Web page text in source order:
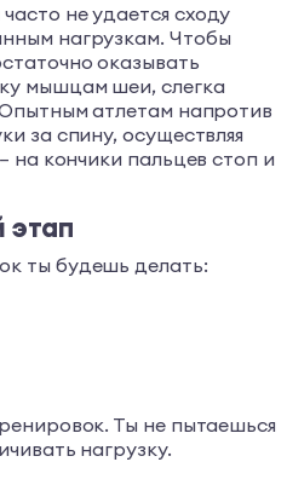
не удается сходу
нагрузкам. Чтобы
оказывать
мышцам шеи, слегка
атлетам напротив
за спину, осуществляя
на кончики пальцев стоп и
этап
ты будешь делать:
Ты не пытаешься
нагрузку.